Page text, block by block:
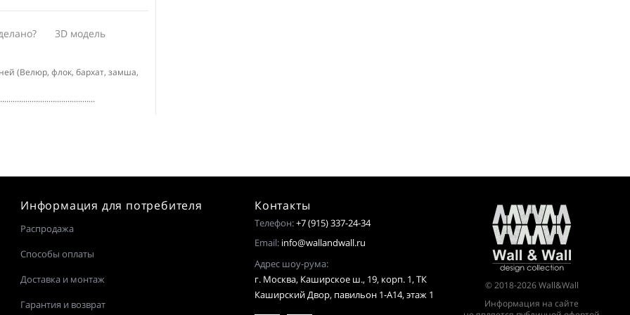
3D модель
(Велюр, флок, бархат, замша,
к нашему менеджеру
Информация для потребителя
Распродажа
Способы оплаты
Доставка и монтаж
Гарантия и возврат
Контакты
Телефон:+7 (915) 337-24-34
Email: info@wallandwall.ru
Адрес шоу-рума:
г. Москва, Каширское ш., 19, корп. 1, ТК
Каширский Двор, павильон 1-А14, этаж 1
© 2018-2026 Wall&Wall
Информация на сайте